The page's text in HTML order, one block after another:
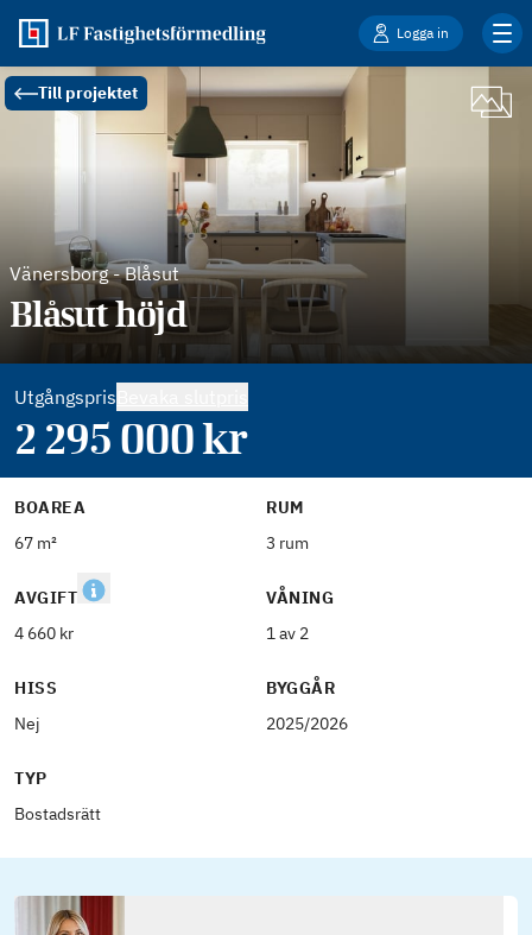
Logga in
Till projektet
Vänersborg-Blåsut
Blåsut höjd
Utgångspris
2 295 000kr
BOAREA
67 m²
RUM
3 rum
AVGIFT
4 660 kr
VÅNING
1 av 2
HISS
Nej
BYGGÅR
2025/2026
TYP
Bostadsrätt